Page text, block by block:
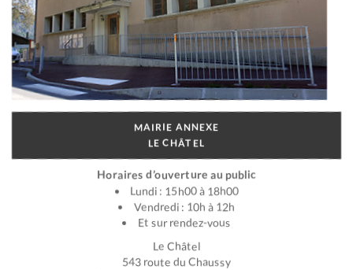
MAIRIE ANNEXE
LE CHÂTEL
Horaires d’ouverture au public
Lundi : 15h00 à 18h00
Vendredi : 10h à 12h
Et sur rendez-vous
Le Châtel
543 route du Chaussy